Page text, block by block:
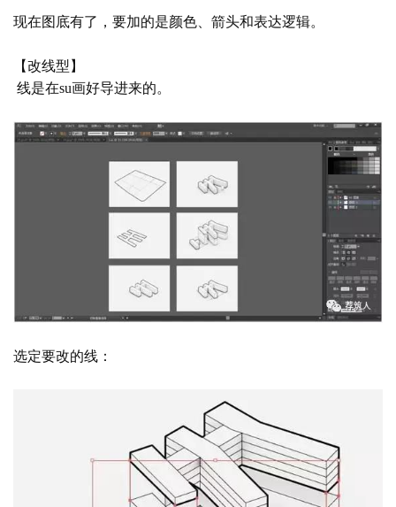
现在图底有了，要加的是颜色、箭头和表达逻辑。
【改线型】
线是在su画好导进来的。
选定要改的线：